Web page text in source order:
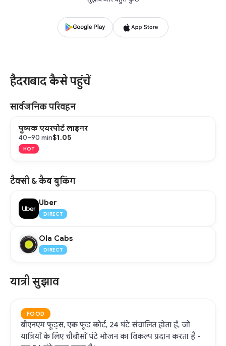
हैदराबाद कैसे पहुंचें
सार्वजनिक परिवहन
पुष्पक एयरपोर्ट लाइनर
40–90 min$1.05
HOT
टैक्सी & कैब बुकिंग
Uber
DIRECT
Ola Cabs
DIRECT
यात्री सुझाव
FOOD
बीएनएम फूड्स, एक फूड कोर्ट, 24 घंटे संचालित होता है, जो
यात्रियों के लिए चौबीसों घंटे भोजन का विकल्प प्रदान करता है -